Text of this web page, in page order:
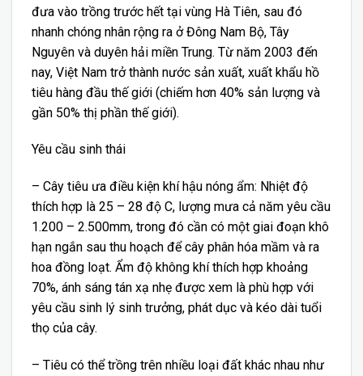
đưa vào trồng trước hết tại vùng Hà Tiên, sau đó
nhanh chóng nhân rộng ra ở Đông Nam Bộ, Tây
Nguyên và duyên hải miền Trung. Từ năm 2003 đến
nay, Việt Nam trở thành nước sản xuất, xuất khẩu hồ
tiêu hàng đầu thế giới (chiếm hơn 40% sản lượng và
gần 50% thị phần thế giới).
Yêu cầu sinh thái
– Cây tiêu ưa điều kiện khí hậu nóng ẩm: Nhiệt độ
thích hợp là 25 – 28 độ C, lượng mưa cả năm yêu cầu
1.200 – 2.500mm, trong đó cần có một giai đoạn khô
hạn ngắn sau thu hoạch để cây phân hóa mầm và ra
hoa đồng loạt. Ẩm độ không khí thích hợp khoảng
70%, ánh sáng tán xạ nhẹ được xem là phù hợp với
yêu cầu sinh lý sinh trưởng, phát dục và kéo dài tuổi
thọ của cây.
– Tiêu có thể trồng trên nhiều loại đất khác nhau như